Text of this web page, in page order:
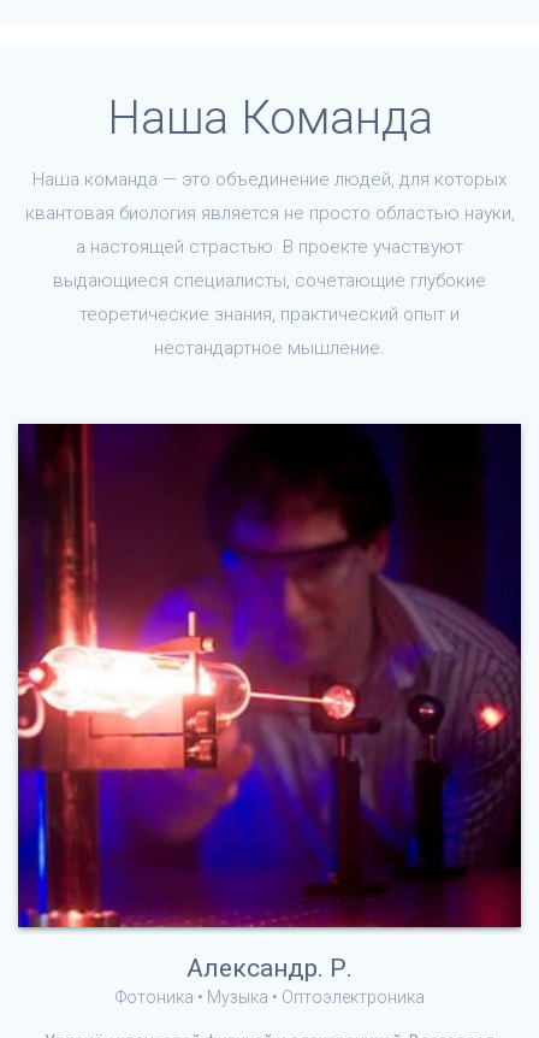
Наша Команда
Наша команда — это объединение людей, для которых
квантовая биология является не просто областью науки,
а настоящей страстью. В проекте участвуют
выдающиеся специалисты, сочетающие глубокие
теоретические знания, практический опыт и
нестандартное мышление.
Александр. Р.
Фотоника • Музыка • Оптоэлектроника